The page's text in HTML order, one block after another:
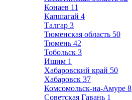
Конаев 11
Капшагай 4
Талгар 3
Тюменская область 50
Тюмень 42
Тобольск 3
Ишим 1
Хабаровский край 50
Хабаровск 37
Комсомольск-на-Амуре 8
Советская Гавань 1